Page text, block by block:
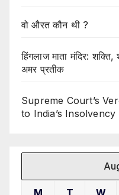
वो औरत कौन थी ?
हिंगलाज माता मंदिर:
अमर प्रतीक
Supreme Court’s
to India’s
M T W